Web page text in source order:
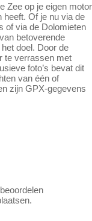
Zee op je eigen motor
heeft. Of je nu via de
of via de Dolomieten
betoverende
doel. Door de
te verrassen met
foto’s bevat dit
van één of
zijn GPX-gegevens